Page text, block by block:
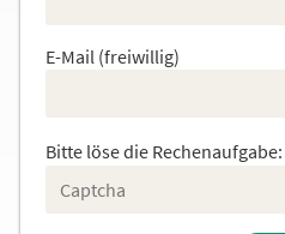
E-Mail (freiwillig)
Bitte löse die Rechenaufgabe: